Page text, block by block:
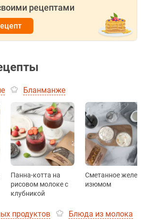
рецептами
Бланманже
Панна-котта на
рисовом молоке с
клубникой
Сметанное желе с
изюмом
продуктов Блюда из молока